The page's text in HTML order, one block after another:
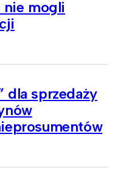
nie mogli
dla sprzedaży